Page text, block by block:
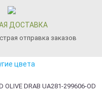
ДОСТАВКА
отправка заказов
цвета